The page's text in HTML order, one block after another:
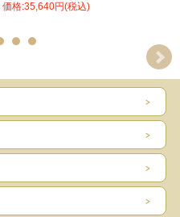
価格:35,640円(税込)